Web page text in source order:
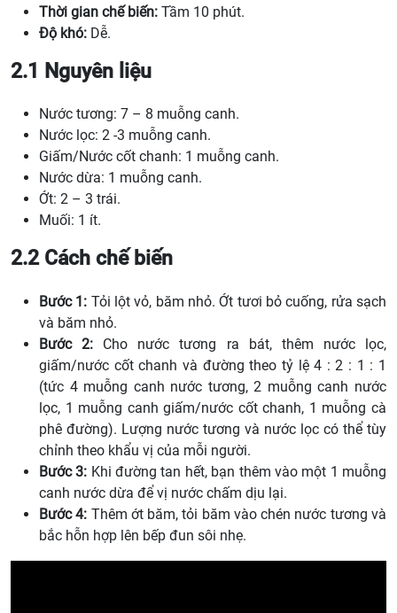
Thời gian chế biến: Tầm 10 phút.
Độ khó: Dễ.
2.1 Nguyên liệu
Nước tương: 7 – 8 muỗng canh.
Nước lọc: 2 -3 muỗng canh.
Giấm/Nước cốt chanh: 1 muỗng canh.
Nước dừa: 1 muỗng canh.
Ớt: 2 – 3 trái.
Muối: 1 ít.
2.2 Cách chế biến
Bước 1: Tỏi lột vỏ, băm nhỏ. Ớt tươi bỏ cuống, rửa sạch
và băm nhỏ.
Bước 2: Cho nước tương ra bát, thêm nước lọc,
giấm/nước cốt chanh và đường theo tỷ lệ 4 : 2 : 1 : 1
(tức 4 muỗng canh nước tương, 2 muỗng canh nước
lọc, 1 muỗng canh giấm/nước cốt chanh, 1 muỗng cà
phê đường). Lượng nước tương và nước lọc có thể tùy
chỉnh theo khẩu vị của mỗi người.
Bước 3: Khi đường tan hết, bạn thêm vào một 1 muỗng
canh nước dừa để vị nước chấm dịu lại.
Bước 4: Thêm ớt băm, tỏi băm vào chén nước tương và
bắc hỗn hợp lên bếp đun sôi nhẹ.